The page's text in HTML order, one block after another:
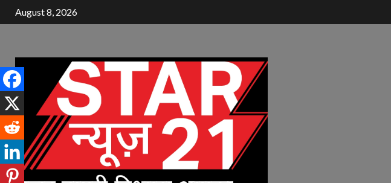
Skip
to
August 8, 2026